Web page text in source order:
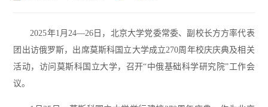
2025年1月24—26日，北京大学党委常委、副校长方方率代表
团出访俄罗斯，出席莫斯科国立大学成立270周年校庆庆典及相关
活动，访问莫斯科国立大学，召开“中俄基础科学研究院”工作会
议。